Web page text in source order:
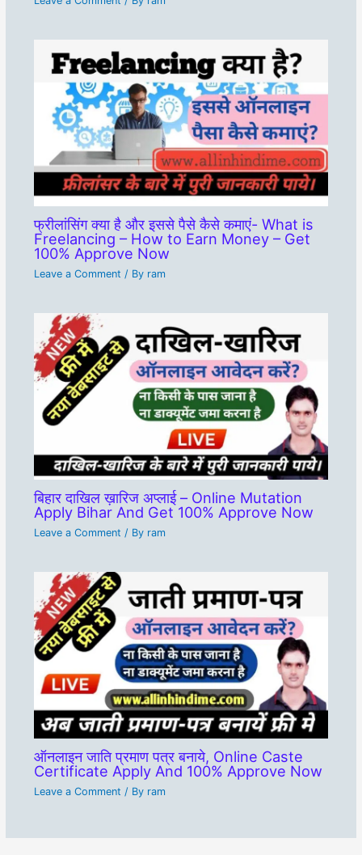
फ्रीलांसिंग क्या है और इससे पैसे कैसे कमाएं- What is
Freelancing – How to Earn Money – Get
100% Approve Now
Leave a Comment / By ram
बिहार दाखिल ख़ारिज अप्लाई – Online Mutation
Apply Bihar And Get 100% Approve Now
Leave a Comment / By ram
ऑनलाइन जाति प्रमाण पत्र बनाये, Online Caste
Certificate Apply And 100% Approve Now
Leave a Comment / By ram